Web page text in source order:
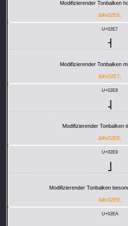
Modifizierender Tonbalken
&#x02E6;
U+02E7
˧
Modifizierender Tonbalken
&#x02E7;
U+02E8
˨
Modifizierender Tonbalken
&#x02E8;
U+02E9
˩
Modifizierender Tonbalken
&#x02E9;
U+02EA